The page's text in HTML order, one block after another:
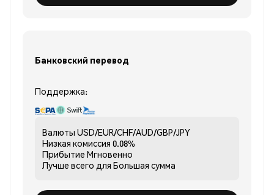
Банковский перевод
Поддержка:
Валюты USD/EUR/CHF/AUD/GBP/JPY
Низкая комиссия 0.08%
Прибытие Мгновенно
Лучше всего для Большая сумма